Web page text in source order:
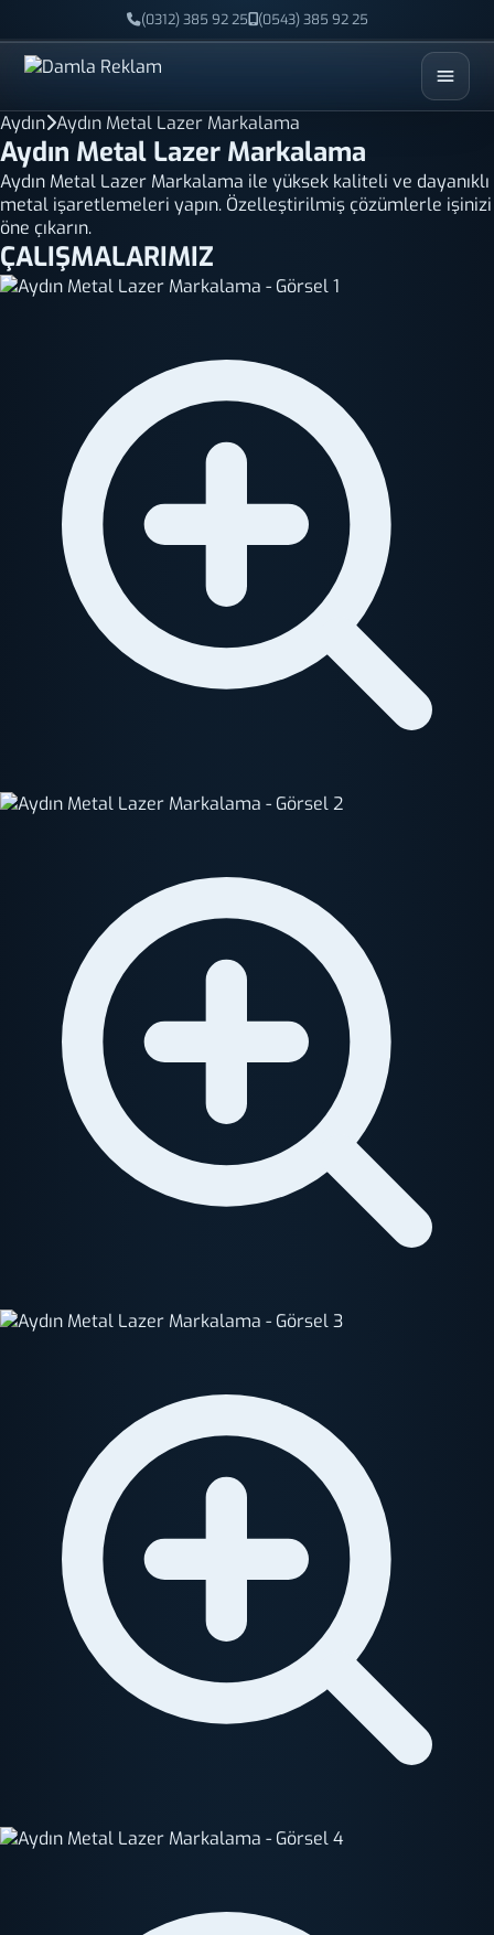
(0312) 385 92 25 (0543) 385 92 25
ESC
Aydın Aydın Metal Lazer Markalama
Aydın Metal Lazer Markalama
Aydın Metal Lazer Markalama ile yüksek kaliteli ve dayanıklı
metal işaretlemeleri yapın. Özelleştirilmiş çözümlerle işinizi
öne çıkarın.
ÇALIŞMALARIMIZ